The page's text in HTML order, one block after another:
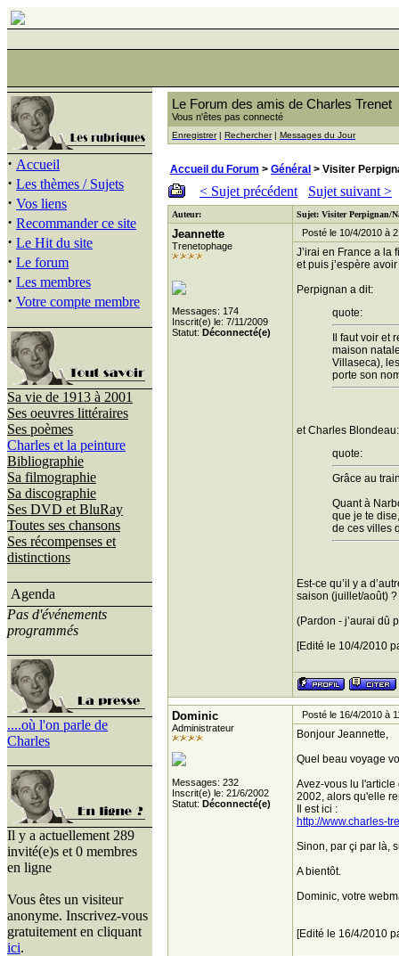
· Accueil
· Les thèmes / Sujets
· Vos liens
· Recommander ce site
· Le Hit du site
· Le forum
· Les membres
· Votre compte membre
Sa vie de 1913 à 2001
Ses oeuvres littéraires
Ses poèmes
Charles et la peinture
Bibliographie
Sa filmographie
Sa discographie
Ses DVD et BluRay
Toutes ses chansons
Ses récompenses et
distinctions
Agenda
Pas d'événements
programmés
....où l'on parle de
Charles
Il y a actuellement 289
invité(e)s et 0 membres
en ligne
Vous êtes un visiteur
anonyme. Inscrivez-vous
gratuitement en cliquant
ici.
Le Forum des amis de Charles Trenet
Vous n'êtes pas connecté
Enregistrer| Rechercher| Messages du Jour
Accueil du Forum > Général > Visiter
< Sujet précédent Sujet suivant >
Auteur: Sujet: Visiter Perpignan/
Jeannette
Trenetophage
Messages: 174
Inscrit(e) le: 7/11/2009
Statut: Déconnecté(e)
Posté le 10/4/2010 à
J’irai en France a la
et puis j’espère
Perpignan a dit:
quote:
Il faut voir
maison
Villaseca),
porte son
et Charles Blondeau:
quote:
Grâce au
Quant à
que je te
de ces villes
Est-ce qu’il y a
saison (juillet/août)
(Pardon - j’aurai dû
[Edité le 10/4/2010
Dominic
Administrateur
Messages: 232
Inscrit(e) le: 21/6/2002
Statut: Déconnecté(e)
Posté le 16/4/2010 à
Bonjour Jeannette,
Quel beau voyage
Avez-vous lu
2002, alors qu'elle
Il est ici :
http://www.charles-
Sinon, par çi par là,
A bientôt.
Dominic, votre
[Edité le 16/4/2010